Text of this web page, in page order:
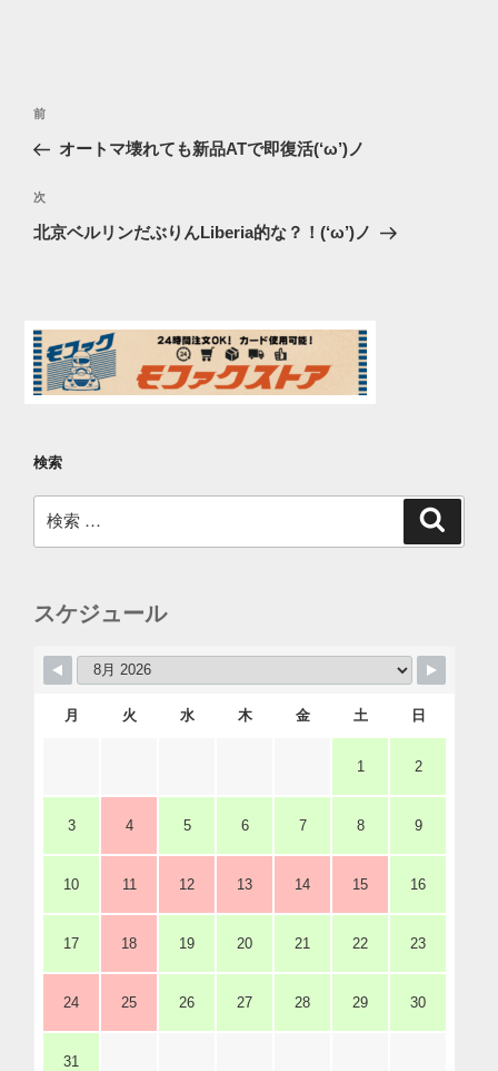
投
ナ
ビ
ゲ
ン
過
去
投
稿
前
オートマ壊れても新品ATで即復活(‘ω’)ノ
次
の
次
北京ベルリンだぶりんLiberia的な？！(‘ω’)ノ
検索
索:
スケジュール
月 火 水 木 金 土 日
1 2
3 4 5 6 7 8 9
10 11 12 13 14 15 16
17 18 19 20 21 22 23
24 25 26 27 28 29 30
31